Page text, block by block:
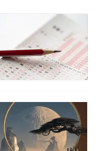
局：已叫停